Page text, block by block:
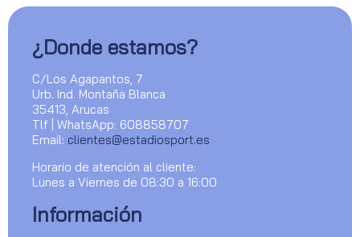
¿Donde estamos?
C/Los Agapantos, 7
Urb. Ind. Montaña Blanca
35413, Arucas
Tlf | WhatsApp: 608858707
Email: clientes@estadiosport.es
Horario de atención al cliente:
Lunes a Viernes de 08:30 a 16:00
Información